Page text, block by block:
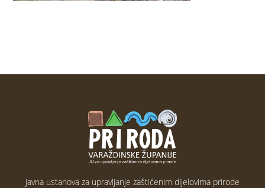
Javna ustanova za upravljanje zaštićenim dijelovima prirode